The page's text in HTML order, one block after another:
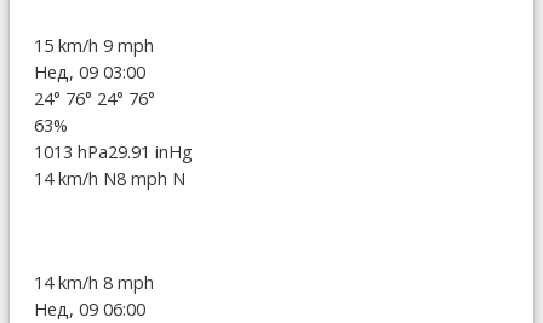
15 km/h 9 mph
Нед, 09 03:00
24° 76° 24° 76°
63%
1013 hPa29.91 inHg
14 km/h N8 mph N
14 km/h 8 mph
Нед, 09 06:00